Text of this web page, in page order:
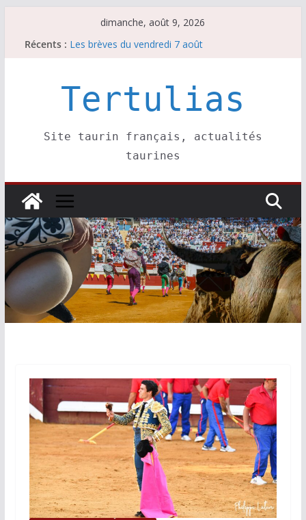
dimanche, août 9, 2026
Récents : Les brèves du vendredi 7 août
Les brèves du samedi 8 août
Maurrin, rendez vous est pris pour l’an prochain.
Tertulias
Site taurin français, actualités
taurines